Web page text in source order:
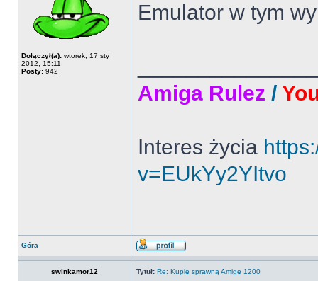
Dołączył(a): wtorek, 17 sty
2012, 15:11
Posty: 942
Emulator w tym
Amiga Rulez /
Interes życia
v=EUkYy2YItvo
Góra
swinkamor12 Tytuł: Re: Kupię sprawną Amigę 1200